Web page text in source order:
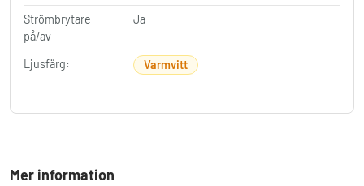
Strömbrytare
på/av
Ja
Ljusfärg: Varmvitt
Mer information